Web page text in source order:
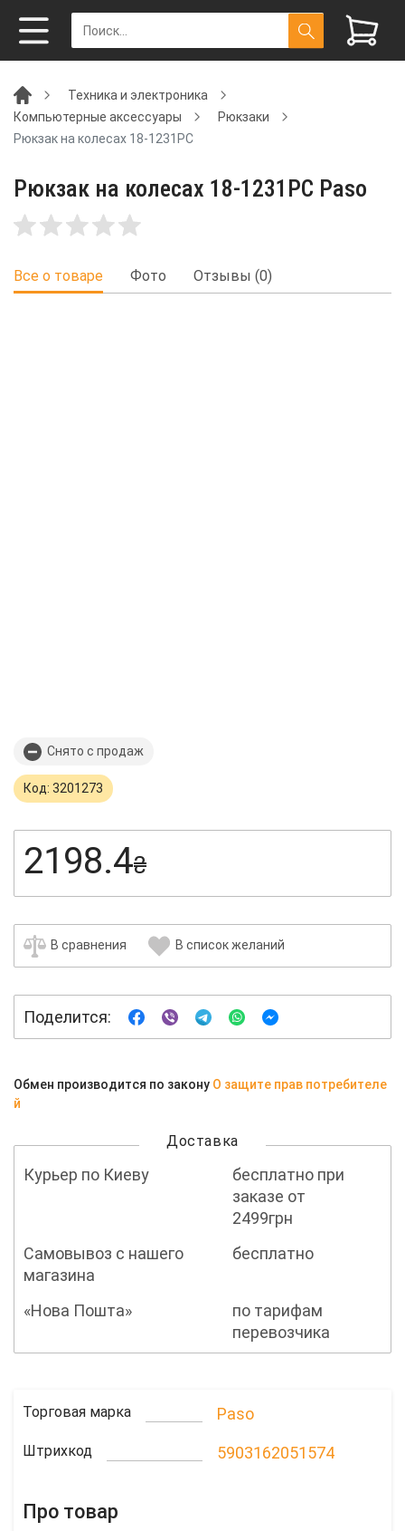
Техника и электроника
Компьютерные аксессуары
Рюкзаки
Рюкзак на колесах 18-1231PC
Рюкзак на колесах 18-1231PC Paso
Все о товаре Фото Отзывы (0)
Снято с продаж
Код: 3201273
2198.4₴
В сравнения В список желаний
Поделится:
Обмен производится по закону О защите прав потребителе
й
Доставка
Курьер по Киеву
бесплатно при
заказе от
2499грн
Самовывоз с нашего
магазина
бесплатно
«Нова Пошта»
по тарифам
перевозчика
Торговая марка Paso
Штрихкод 5903162051574
Про товар